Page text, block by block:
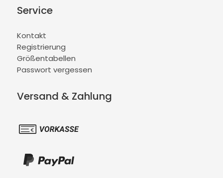
Service
Kontakt
Registrierung
Größentabellen
Passwort vergessen
Versand & Zahlung